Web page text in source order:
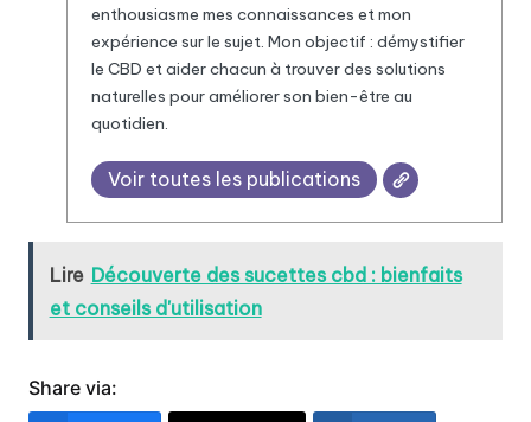
enthousiasme mes connaissances et mon
expérience sur le sujet. Mon objectif : démystifier
le CBD et aider chacun à trouver des solutions
naturelles pour améliorer son bien-être au
quotidien.
Voir toutes les publications
Lire Découverte des sucettes cbd : bienfaits
et conseils d'utilisation
Share via: